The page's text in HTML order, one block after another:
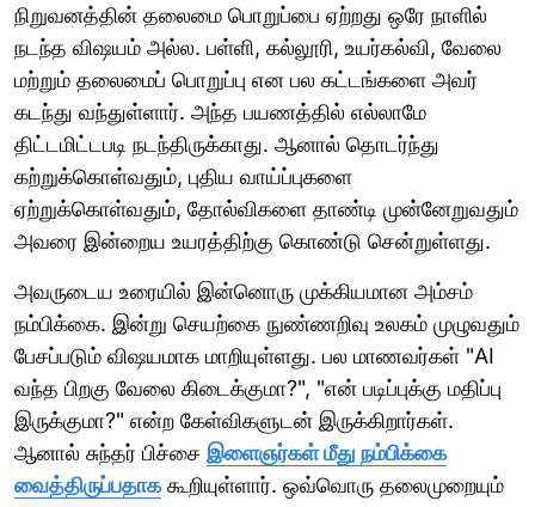
நிறுவனத்தின் தலைமை பொறுப்பை ஏற்றது ஒரே நாளில்
நடந்த விஷயம் அல்ல. பள்ளி, கல்லூரி, உயர்கல்வி, வேலை
மற்றும் தலைமைப் பொறுப்பு என பல கட்டங்களை அவர்
கடந்து வந்துள்ளார். அந்த பயணத்தில் எல்லாமே
திட்டமிட்டபடி நடந்திருக்காது. ஆனால் தொடர்ந்து
கற்றுக்கொள்வதும், புதிய வாய்ப்புகளை
ஏற்றுக்கொள்வதும், தோல்விகளை தாண்டி முன்னேறுவதும்
அவரை இன்றைய உயரத்திற்கு கொண்டு சென்றுள்ளது.
அவருடைய உரையில் இன்னொரு முக்கியமான அம்சம்
நம்பிக்கை. இன்று செயற்கை நுண்ணறிவு உலகம் முழுவதும்
பேசப்படும் விஷயமாக மாறியுள்ளது. பல மாணவர்கள் "AI
வந்த பிறகு வேலை கிடைக்குமா?", "என் படிப்புக்கு மதிப்பு
இருக்குமா?" என்ற கேள்விகளுடன் இருக்கிறார்கள்.
ஆனால் சுந்தர் பிச்சை இளைஞர்கள் மீது நம்பிக்கை
வைத்திருப்பதாககூறியுள்ளார். ஒவ்வொரு தலைமுறையும்